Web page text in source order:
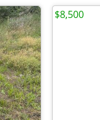
$8,500